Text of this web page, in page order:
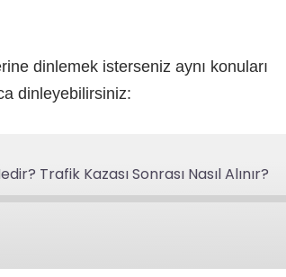
dinlemek isterseniz aynı konuları
dinleyebilirsiniz:
Trafik Kazası Sonrası Nasıl Alınır?